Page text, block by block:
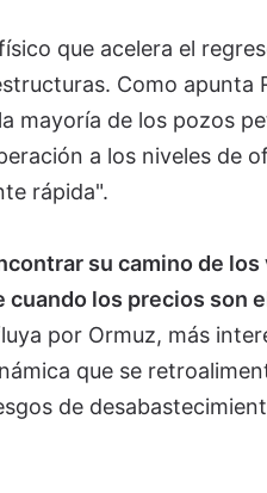
que acelera el
Como apunta
mayoría de los pozos
a los niveles de
rápida".
su camino de
los precios son
por Ormuz, más
que se
de